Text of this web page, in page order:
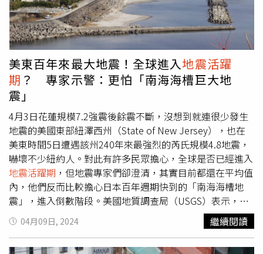
震」相呼應，究竟是否會成真，恐怕也只能等待時間驗證。
此外，高輔進也預測全球可能出現「缺水危機」，警告北中
南美洲、歐洲及中日韓台等東亞地區今年可能面臨缺水問
題，呼籲民眾及早因應。
美東百年來最大地震！全球進入地震活躍
期 ？ 專家示警：更怕「南海海槽巨大地
震」
4月3日花蓮規模7.2強震後餘震不斷，沒想到就連很少發生
地震的美國東部紐澤西州（State of New Jersey），也在
美東時間5日遭遇該州240年來最強烈的芮氏規模4.8地震，
嚇壞不少紐約人。對此有許多民眾擔心，全球是否已經進入
地震活躍期 ，但地震專家們卻澄清，其實目前都還在平均值
內，他們反而比較擔心日本百年週期快到的「南海海槽地
震」，進入倒數階段。美國地質調查局（USGS）表示，美
國東岸這300年來也才發生過300次地震，反觀台灣則是1年
就有400個規模4以上的有感地震。雖然紐約市並不是地震
熱點，但5個行政區佈滿了斷層。根據統計，紐約每100年
04月09日, 2024 繼續閱讀